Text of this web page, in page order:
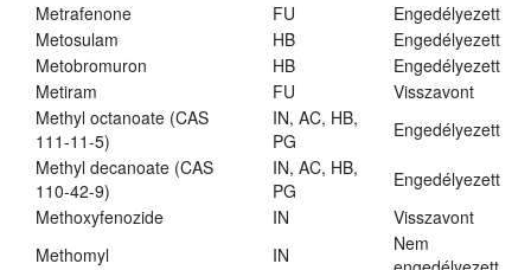
Metrafenone FU
Engedélyezett
Metosulam
HB
Engedélyezett
Metobromuron
HB
Engedélyezett
Metiram
FU
Visszavont
Methyl octanoate (CAS
111-11-5)
IN, AC, HB,
PG
Engedélyezett
Methyl decanoate (CAS
110-42-9)
IN, AC, HB,
PG
Engedélyezett
Methoxyfenozide
IN
Visszavont
Methomyl
IN
Nem